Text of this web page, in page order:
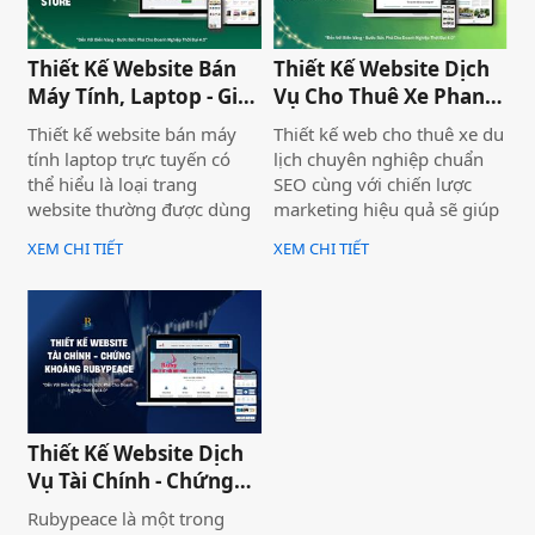
năng phục vụ doanh
nghiệp.
doanh nghiệp tiếp cận
khách hàng nhanh chóng,
chuyên nghiệp và hiệu quả.
Thiết Kế Website Bán
Máy Tính, Laptop - Gia
Hà Store
Thiết kế website bán máy
tính laptop trực tuyến có
thể hiểu là loại trang
website thường được dùng
để trưng bày và bán các sản
phẩm laptop đa dạng về
thương hiệu, mẫu mã, màu
sắc. Một trang web bán
laptop trực tuyến có thể
cung cấp hình ảnh của một
thương hiệu hoặc nhiều
thương hiệu và nó giúp cho
khách hàng có cái nhìn chân
thực khách quan hơn, tiếp
cận nhiều thông tin hơn về
sản phẩm mà họ đang lựa
XEM CHI TIẾT
Thiết Kế Website Dịch
Vụ Cho Thuê Xe Phan
Thiết
Thiết kế web cho thuê xe du
lịch chuyên nghiệp chuẩn
SEO cùng với chiến lược
marketing hiệu quả sẽ giúp
doanh nghiệp của bạn gia
tăng doanh số bán hàng
XEM CHI TIẾT
Thiết Kế Website Dịch
Vụ Tài Chính - Chứng
Khoán Rubypeace
Rubypeace là một trong